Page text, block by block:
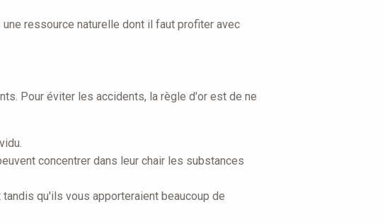
ressource naturelle dont il faut profiter avec
Pour éviter les accidents, la règle d'or est de ne
concentrer dans leur chair les substances
qu'ils vous apporteraient beaucoup de